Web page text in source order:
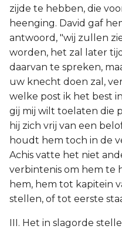
zijde te hebben, die
heenging. David gaf
antwoord, "wij zullen
worden, het zal later
daarvan te spreken,
uw knecht doen zal,
welke post ik het best
gij mij wilt toelaten die
hij zich vrij van een
houdt hem toch in de
Achis vatte het niet
verbintenis om hem te
hem, hem tot kapitein
stellen, of tot eerste
III. Het in slagorde